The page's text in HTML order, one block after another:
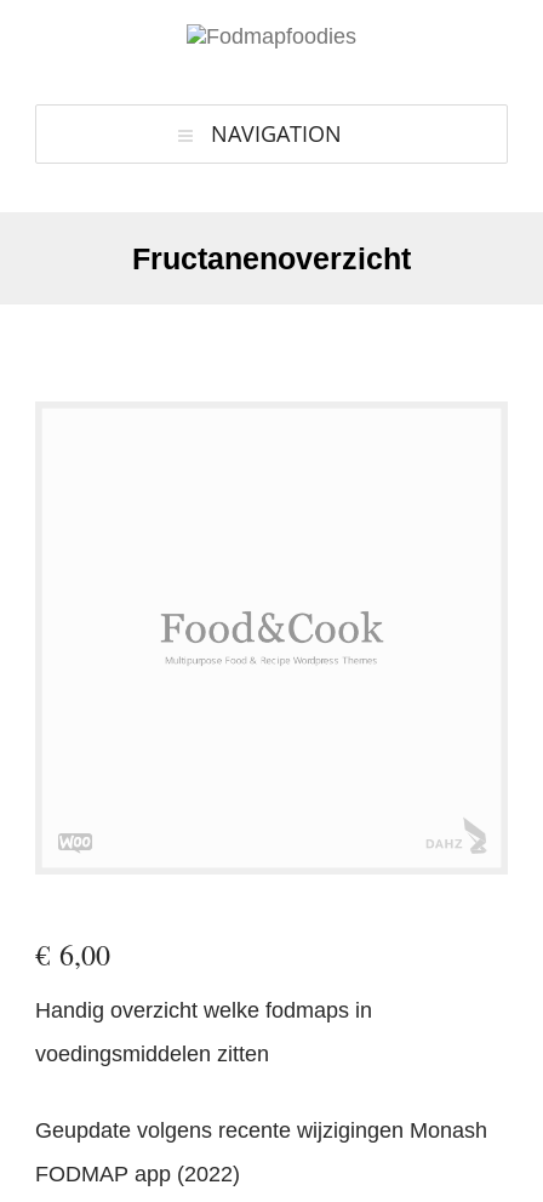
NAVIGATION
Fructanenoverzicht
€ 6,00
Handig overzicht welke fodmaps in
voedingsmiddelen zitten
Geupdate volgens recente wijzigingen Monash
FODMAP app (2022)